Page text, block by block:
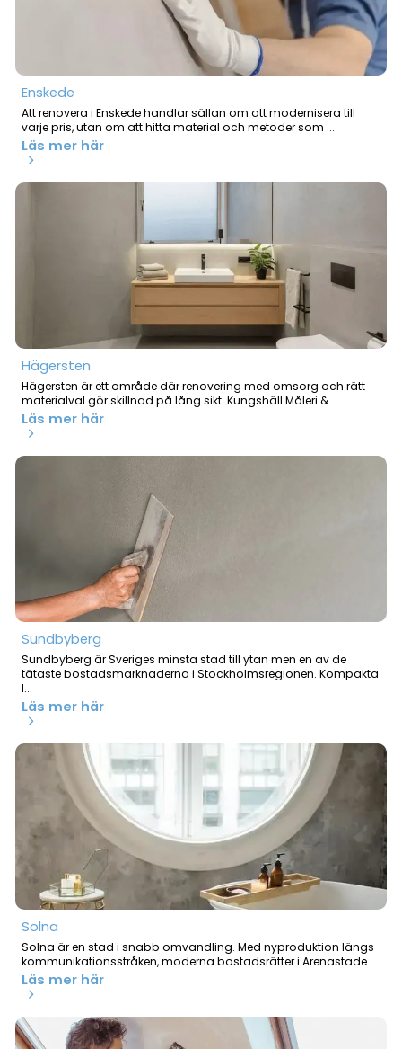
Enskede
Att renovera i Enskede handlar sällan om att modernisera till
varje pris, utan om att hitta material och metoder som ...
Läs mer här
Hägersten
Hägersten är ett område där renovering med omsorg och rätt
materialval gör skillnad på lång sikt. Kungshäll Måleri & ...
Läs mer här
Sundbyberg
Sundbyberg är Sveriges minsta stad till ytan men en av de
tätaste bostadsmarknaderna i Stockholmsregionen. Kompakta
l...
Läs mer här
Solna
Solna är en stad i snabb omvandling. Med nyproduktion längs
kommunikationsstråken, moderna bostadsrätter i Arenastade...
Läs mer här